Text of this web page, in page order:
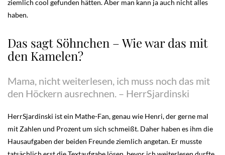
ziemlich cool gefunden hätten. Aber man kann ja auch nicht alles
haben.
Das sagt Söhnchen – Wie war das mit
den Kamelen?
Mama, nicht weiterlesen, ich muss noch das mit
den Höckern ausrechnen. – HerrSjardinski
HerrSjardinski ist ein Mathe-Fan, genau wie Henri, der gerne mal
mit Zahlen und Prozent um sich schmeißt. Daher haben es ihm die
Hausaufgaben der beiden Freunde ziemlich angetan. Er musste